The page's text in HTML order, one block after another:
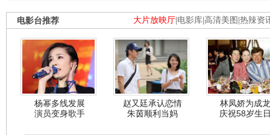
大片放映厅 电影库 高清美图 热辣资
电影台推荐
杨幂多线发展
演员变身歌手
赵又廷承认恋情
朱茵顺利当妈
林凤娇为成龙
庆祝58岁生